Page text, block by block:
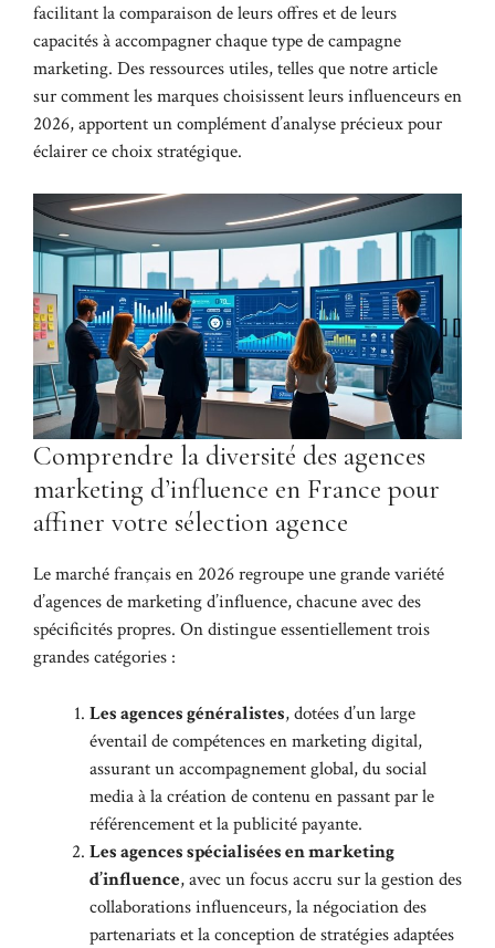
facilitant la comparaison de leurs offres et de leurs
capacités à accompagner chaque type de campagne
marketing. Des ressources utiles, telles que notre article
surcomment les marques choisissent leurs influenceurs en
2026, apportent un complément d’analyse précieux pour
éclairer ce choix stratégique.
Comprendre la diversité des agences
marketing d’influence en France pour
affiner votre sélection agence
Le marché français en 2026 regroupe une grande variété
d’agences de marketing d’influence, chacune avec des
spécificités propres. On distingue essentiellement trois
grandes catégories :
Les agences généralistes, dotées d’un large
éventail de compétences en marketing digital,
assurant un accompagnement global, du social
media à la création de contenu en passant par le
référencement et la publicité payante.
Les agences spécialisées en marketing
d’influence, avec un focus accru sur la gestion des
collaborations influenceurs, la négociation des
partenariats et la conception de stratégies adaptées